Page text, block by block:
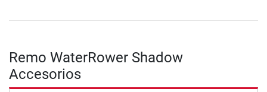
Remo WaterRower Shadow
Accesorios